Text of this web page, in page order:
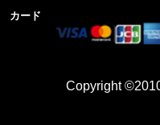
カード
Copyright